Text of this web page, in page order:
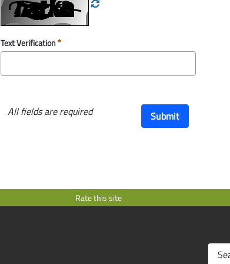
Deliberazione Giunta
inadempienze dei
del Reg. (UE) n, 640/
cartacea e ulteriori
10.1.2, 10.1.3, 10.1.6
Text Verification
All fields are required Submit
Rate this site